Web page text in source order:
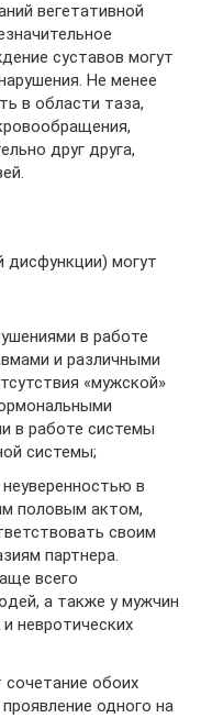
вегетативной
суставов могут
Не менее
в области таза,
друг друга,
дисфункции) могут
в работе
и различными
«мужской»
в работе системы
системы;
в
половым актом,
своим
партнера.
всего
а также у мужчин
невротических
обоих
одного на